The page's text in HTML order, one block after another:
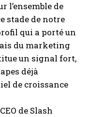
l’ensemble de
stade de notre
qui a porté un
du marketing
un signal fort,
déjà
de croissance
de Slash